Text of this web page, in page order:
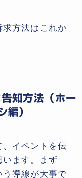
方法はこれか
知方法（ホー
編）
イベントを伝
ます。まず
導線が大事で